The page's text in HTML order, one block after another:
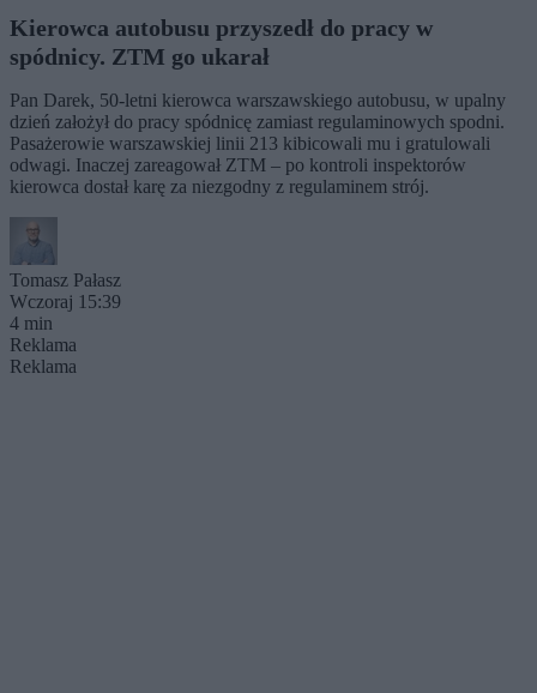
Kierowca autobusu przyszedł do pracy w
spódnicy. ZTM go ukarał
Pan Darek, 50-letni kierowca warszawskiego autobusu, w upalny
dzień założył do pracy spódnicę zamiast regulaminowych spodni.
Pasażerowie warszawskiej linii 213 kibicowali mu i gratulowali
odwagi. Inaczej zareagował ZTM – po kontroli inspektorów
kierowca dostał karę za niezgodny z regulaminem strój.
Tomasz Pałasz
Wczoraj 15:39
4 min
Reklama
Reklama